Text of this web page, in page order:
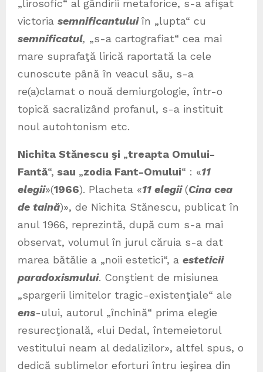
„lirosofic“ al gândirii metaforice, s-a afişat
victoria semnificantuluiîn „lupta“ cu
semnificatul, „s-a cartografiat“ cea mai
mare suprafaţă lirică raportată la cele
cunoscute până în veacul său, s-a
re(a)clamat o nouă demiurgologie, într-o
topică sacralizând profanul, s-a instituit
noul autohtonism etc.
Nichita Stănescu şi „treapta Omului-
Fantă“, sau „zodia Fant-Omului“ : «11
elegii»(1966). Placheta «11 elegii(Cina cea
de taină)», de Nichita Stănescu, publicat în
anul 1966, reprezintă, după cum s-a mai
observat, volumul în jurul căruia s-a dat
marea bătălie a „noii estetici“, a esteticii
paradoxismului. Conştient de misiunea
„spargerii limitelor tragic-existenţiale“ ale
ens-ului, autorul „închină“ prima elegie
resurecţională, «lui Dedal, întemeietorul
vestitului neam al dedalizilor», altfel spus, o
dedică sublimelor eforturi întru ieşirea din